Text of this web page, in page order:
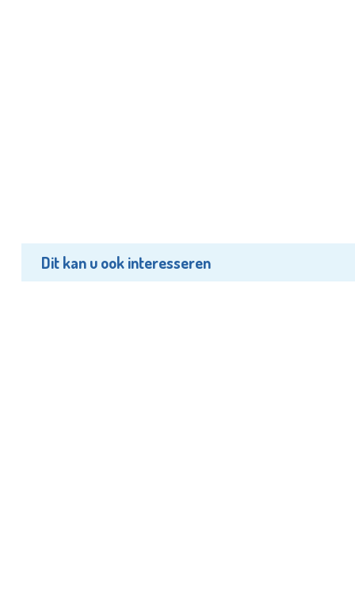
Dit kan u ook interesseren